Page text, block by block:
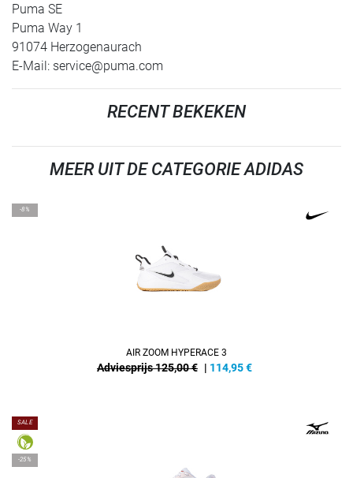
Puma SE
Puma Way 1
91074 Herzogenaurach
E-Mail: service@puma.com
RECENT BEKEKEN
MEER UIT DE CATEGORIE ADIDAS
-8%
AIR ZOOM HYPERACE 3
Adviesprijs 125,00 € | 114,95€
SALE
-25%